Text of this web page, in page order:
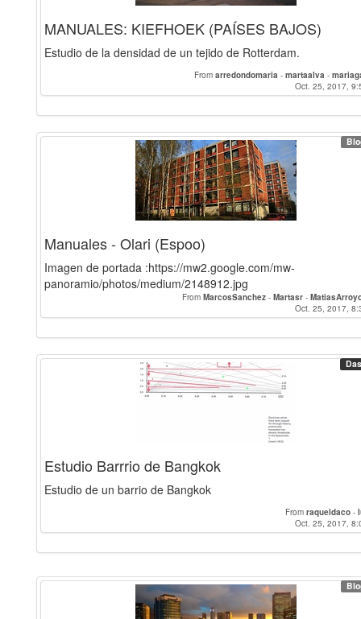
MANUALES: KIEFHOEK (PAÍSES BAJOS)
Estudio de la densidad de un tejido de Rotterdam.
From arredondomaria - martaalva -
Oct. 25, 2017,
Manuales - Olari (Espoo)
Imagen de portada :https://mw2.google.com/mw-
panoramio/photos/medium/2148912.jpg
From MarcosSanchez - Martasr -
Oct. 25, 2017,
Estudio Barrrio de Bangkok
Estudio de un barrio de Bangkok
From raqueldaco -
Oct. 25, 2017,